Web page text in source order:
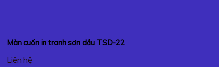
Màn cuốn in tranh sơn dầu TSD-22
Liên hệ